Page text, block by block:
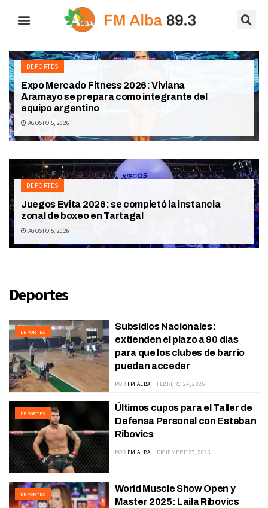
DEPORTES
Expo Mercado Fitness 2026: Viviana
Aramayo se prepara como integrante del
equipo argentino
AGOSTO 5, 2026
DEPORTES
Juegos Evita 2026: se completó la instancia
zonal de boxeo en Tartagal
AGOSTO 5, 2026
Deportes
DEPORTES
Subsidios Nacionales:
extienden el plazo a 90 días
para que los clubes de barrio
puedan acceder
POR FM ALBA FEBRERO 24, 2026
DEPORTES
Últimos cupos para el Taller de
Defensa Personal con Esteban
Ribovics
POR FM ALBA DICIEMBRE 27, 2025
DEPORTES
World Muscle Show Open y
Master 2025: Laila Ribovics